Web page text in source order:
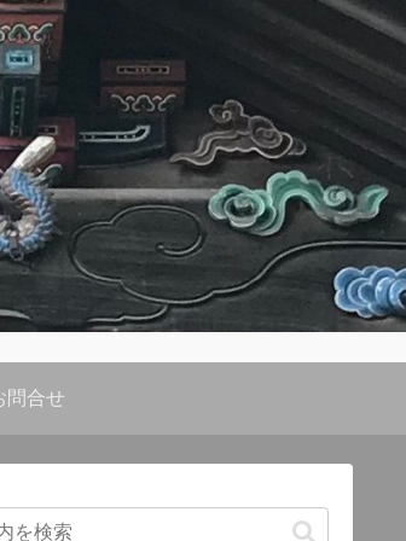
問合せ